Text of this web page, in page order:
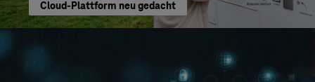
Cloud-Plattform neu gedacht